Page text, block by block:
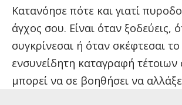
Κατανόησε πότε και γιατί
άγχος σου. Είναι όταν ξοδεύεις,
συγκρίνεσαι ή όταν σκέφτεσαι
ενσυνείδητη καταγραφή τέτοιων
μπορεί να σε βοηθήσει να